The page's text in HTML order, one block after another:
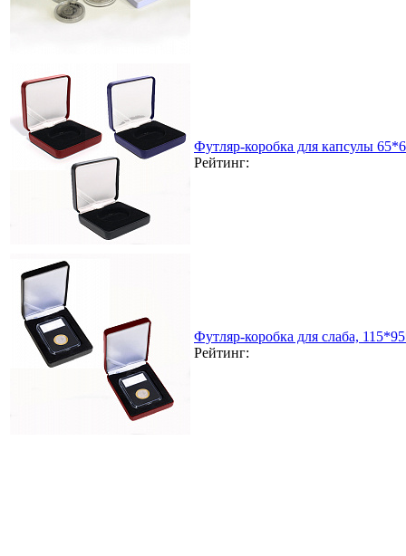
Футляр-коробка для капсулы
Рейтинг:
Футляр-коробка для слаба,
Рейтинг: